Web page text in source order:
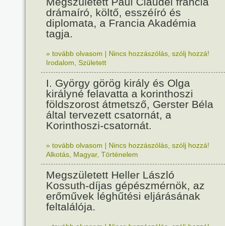
drámaíró, költő, esszéíró és
diplomata, a Francia Akadémia
tagja.
» tovább olvasom | Nincs hozzászólás, szólj hozzá!
Irodalom Született
I. György görög király és Olga
királyné felavatta a korinthoszi
földszorost átmetsző, Gerster Béla
által tervezett csatornát, a
Korinthoszi-csatornát.
» tovább olvasom | Nincs hozzászólás, szólj hozzá!
Alkotás Magyar, Történelem
Megszületett Heller László
Kossuth-díjas gépészmérnök, az
erőművek léghűtési eljárásának
feltalálója.